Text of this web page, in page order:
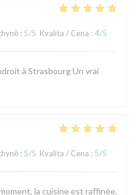
: 5/5 Kvalita / Cena : 4/5
à Strasbourg Un vrai
: 5/5 Kvalita / Cena : 5/5
la cuisine est raffinée,